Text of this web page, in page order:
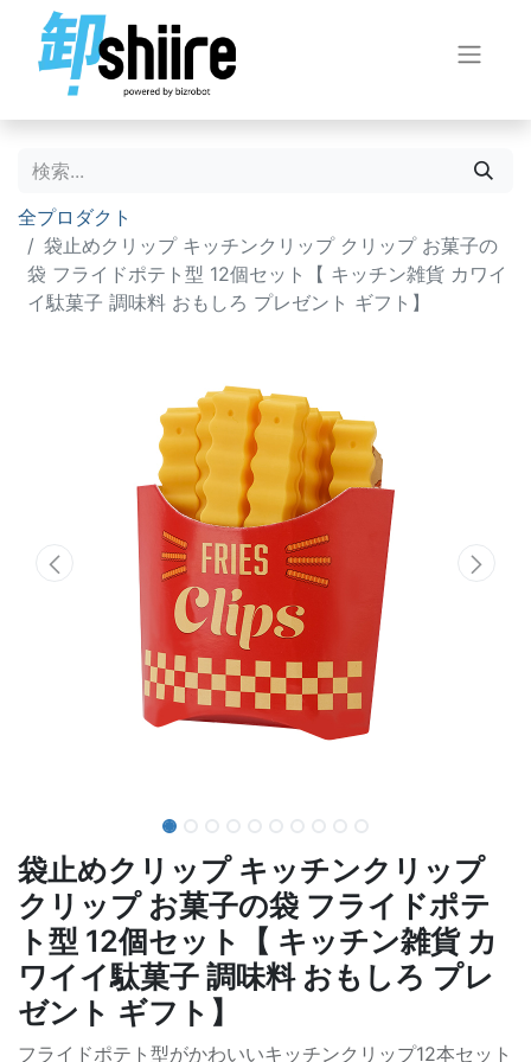
全プロダクト
袋止めクリップ キッチンクリップ クリップ お菓子の
袋 フライドポテト型 12個セット【 キッチン雑貨 カワイ
イ駄菓子 調味料 おもしろ プレゼント ギフト】
袋止めクリップ キッチンクリップ
クリップ お菓子の袋 フライドポテ
ト型 12個セット【 キッチン雑貨 カ
ワイイ駄菓子 調味料 おもしろ プレ
ゼント ギフト】
フライドポテト型がかわいいキッチンクリップ12本セット